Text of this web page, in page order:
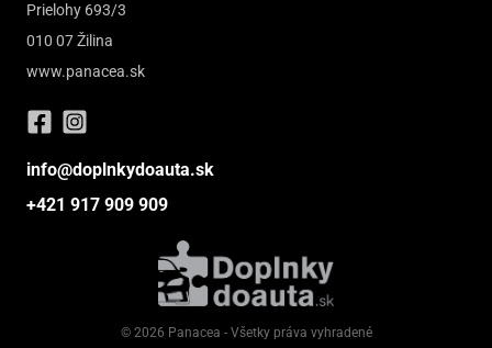
Prielohy 693/3
010 07 Žilina
www.panacea.sk
info@doplnkydoauta.sk
+421 917 909 909
© 2026 Panacea - Všetky práva vyhradené